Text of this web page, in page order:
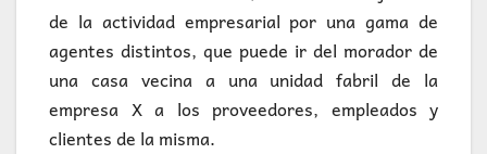
de la actividad empresarial por una gama de
agentes distintos, que puede ir del morador de
una casa vecina a una unidad fabril de la
empresa X a los proveedores, empleados y
clientes de la misma.